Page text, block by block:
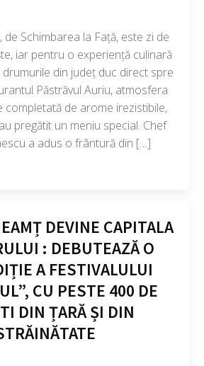
de Schimbarea la Față, este zi de
iar pentru o experiență culinară
din județ duc direct spre
Păstrăvul Auriu, atmosfera
completată de arome irezistibile,
pregătit un meniu special. Chef
a adus o frântură din […]
DEVINE CAPITALA
: DEBUTEAZĂ O
A FESTIVALULUI
CU PESTE 400 DE
DIN ȚARĂ ȘI DIN